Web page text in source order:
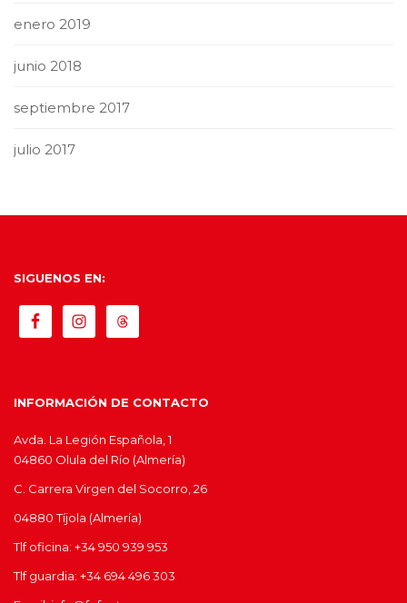
enero 2019
junio 2018
septiembre 2017
julio 2017
SIGUENOS EN:
INFORMACIÓN DE CONTACTO
Avda. La Legión Española, 1
04860 Olula del Río (Almería)
C. Carrera Virgen del Socorro, 26
04880 Tíjola (Almería)
Tlf oficina: +34 950 939 953
Tlf guardia: +34 694 496 303